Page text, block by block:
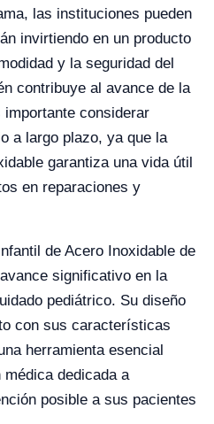
las instituciones pueden
invirtiendo en un producto
y la seguridad del
contribuye al avance de la
considerar
a largo plazo, ya que la
garantiza una vida útil
en reparaciones y
de Acero Inoxidable de
significativo en la
pediátrico. Su diseño
con sus características
herramienta esencial
dedicada a
posible a sus pacientes